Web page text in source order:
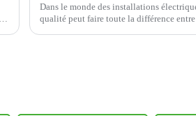
Dans le monde des installations
qualité peut faire toute la différence entre